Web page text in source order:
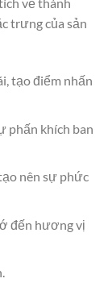
trưng của sản
tạo điểm nhấn
phấn khích ban
nên sự phức
đến hương vị